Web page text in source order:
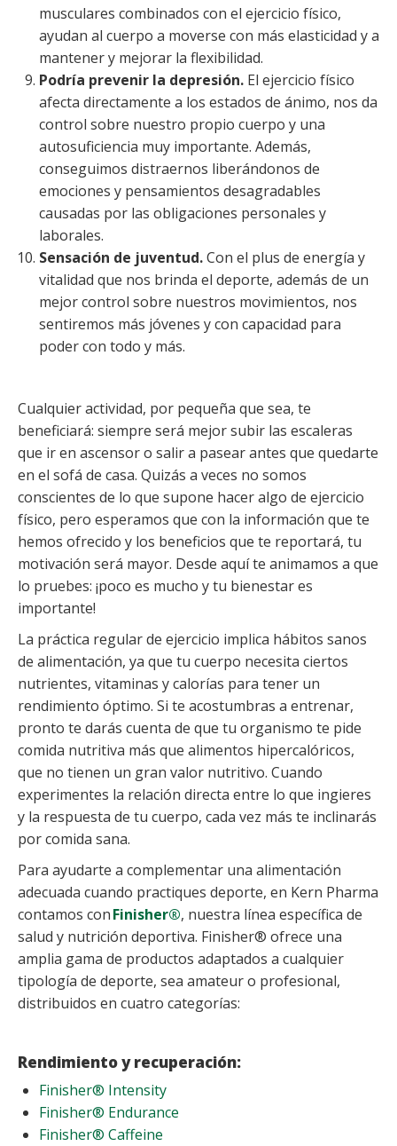
musculares combinados con el ejercicio físico,
ayudan al cuerpo a moverse con más elasticidad y a
mantener y mejorar la flexibilidad.
Podría prevenir la depresión. El ejercicio físico
afecta directamente a los estados de ánimo, nos da
control sobre nuestro propio cuerpo y una
autosuficiencia muy importante. Además,
conseguimos distraernos liberándonos de
emociones y pensamientos desagradables
causadas por las obligaciones personales y
laborales.
Sensación de juventud.Con el plus de energía y
vitalidad que nos brinda el deporte, además de un
mejor control sobre nuestros movimientos, nos
sentiremos más jóvenes y con capacidad para
poder con todo y más.
Cualquier actividad, por pequeña que sea, te
beneficiará: siempre será mejor subir las escaleras
que ir en ascensor o salir a pasear antes que quedarte
en el sofá de casa. Quizás a veces no somos
conscientes de lo que supone hacer algo de ejercicio
físico, pero esperamos que con la información que te
hemos ofrecido y los beneficios que te reportará, tu
motivación será mayor. Desde aquí te animamos a que
lo pruebes: ¡poco es mucho y tu bienestar es
importante!
La práctica regular de ejercicio implica hábitos sanos
de alimentación, ya que tu cuerpo necesita ciertos
nutrientes, vitaminas y calorías para tener un
rendimiento óptimo. Si te acostumbras a entrenar,
pronto te darás cuenta de que tu organismo te pide
comida nutritiva más que alimentos hipercalóricos,
que no tienen un gran valor nutritivo. Cuando
experimentes la relación directa entre lo que ingieres
y la respuesta de tu cuerpo, cada vez más te inclinarás
por comida sana.
Para ayudarte a complementar una alimentación
adecuada cuando practiques deporte, en Kern Pharma
contamos conFinisher®, nuestra línea específica de
salud y nutrición deportiva. Finisher® ofrece una
amplia gama de productos adaptados a cualquier
tipología de deporte, sea amateur o profesional,
distribuidos en cuatro categorías:
Rendimiento y recuperación:
Finisher® Intensity
Finisher® Endurance
Finisher® Caffeine